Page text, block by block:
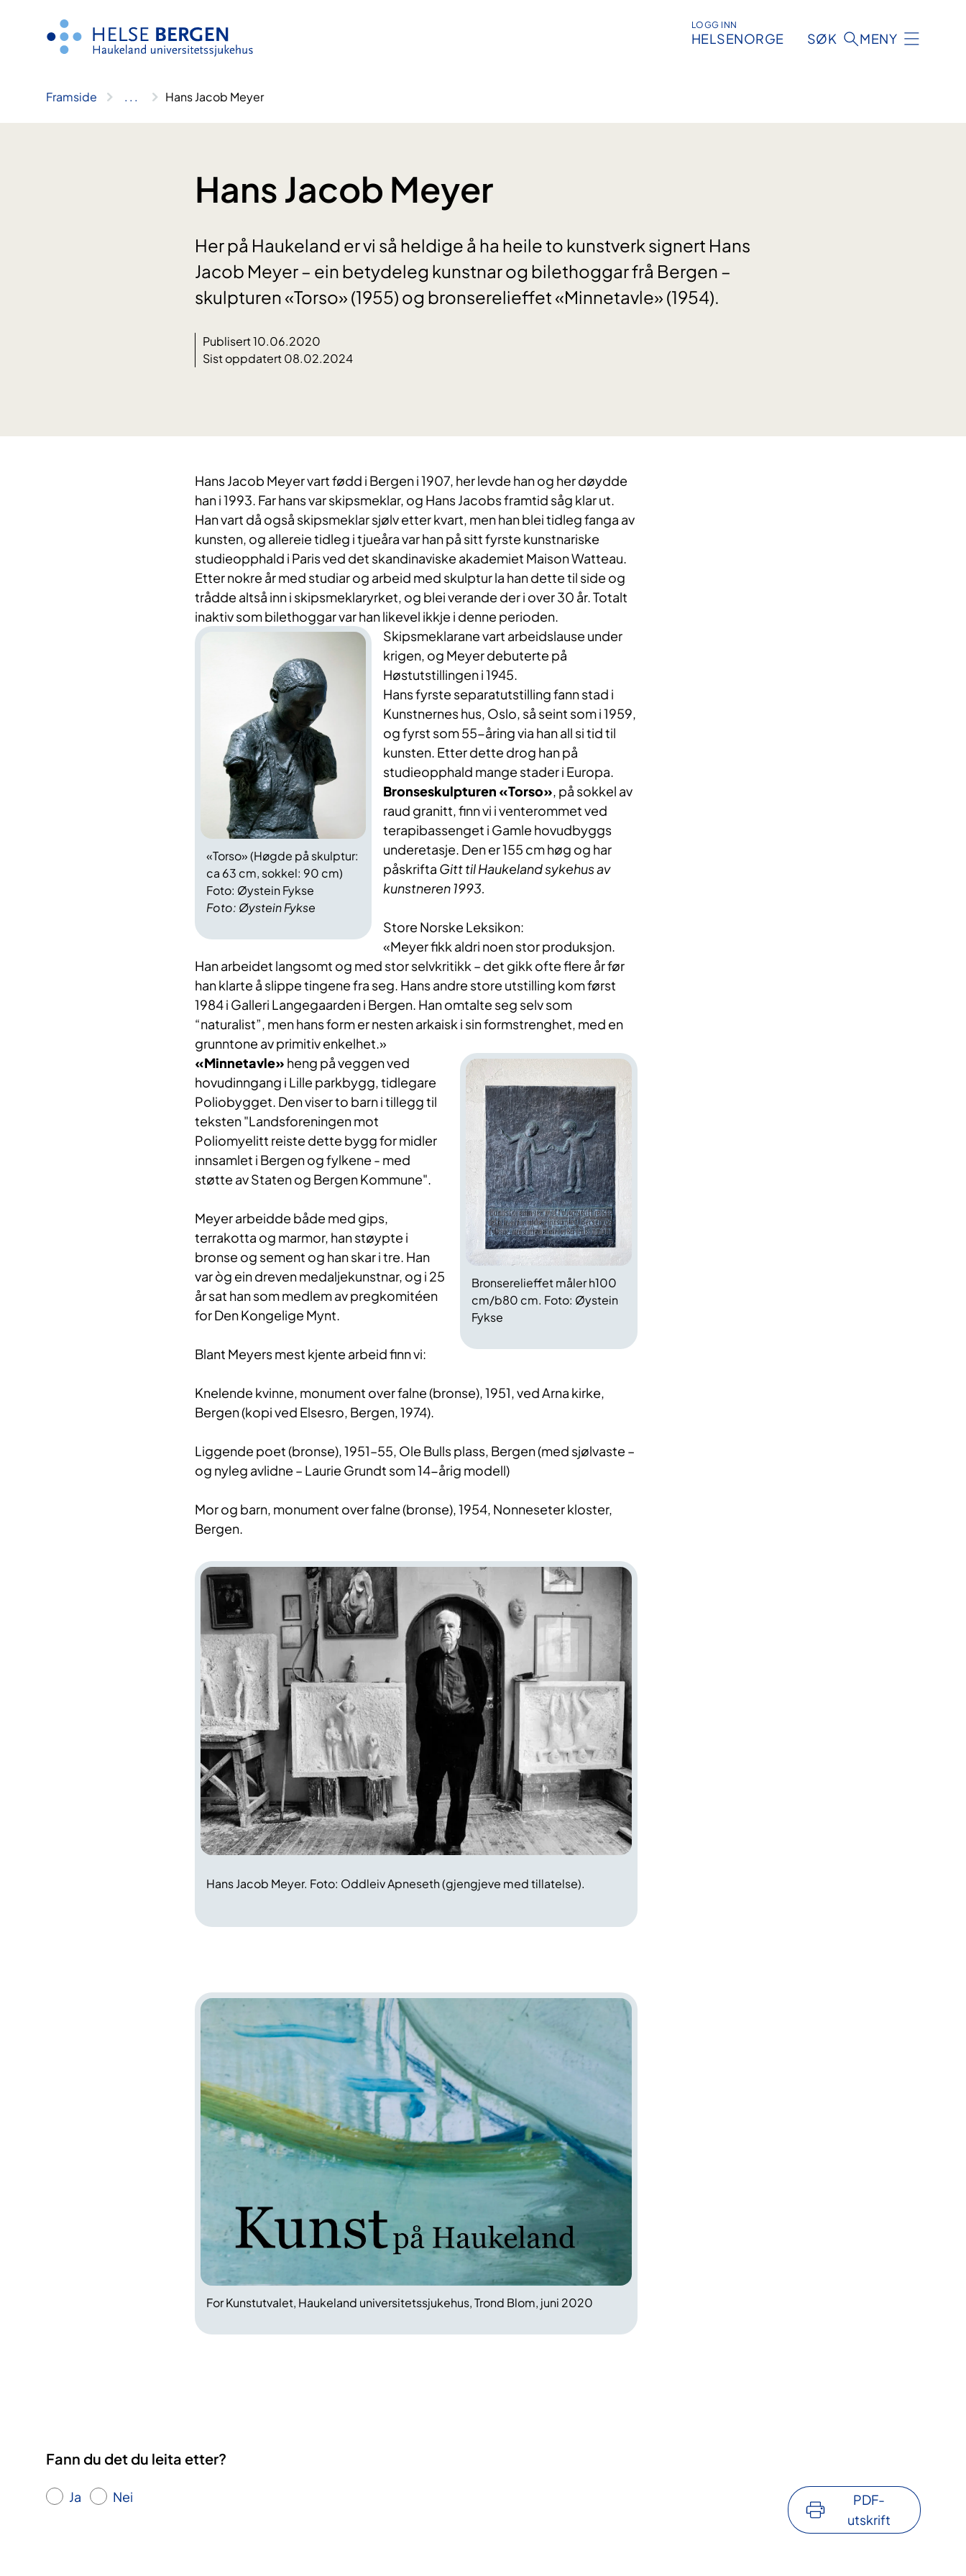
LOGG INN
HELSENORGE SØK MENY
Framside .. . Hans Jacob Meyer
Hans Jacob Meyer
Her på Haukeland er vi så heldige å ha heile to kunstverk signert Hans
Jacob Meyer – ein betydeleg kunstnar og bilethoggar frå Bergen –
skulpturen «Torso» (1955) og bronserelieffet «Minnetavle» (1954).
Publisert 10.06.2020
Sist oppdatert 08.02.2024
Hans Jacob Meyer vart fødd i Bergen i 1907, her levde han og her døydde
han i 1993. Far hans var skipsmeklar, og Hans Jacobs framtid såg klar ut.
Han vart då også skipsmeklar sjølv etter kvart, men han blei tidleg fanga av
kunsten, og allereie tidleg i tjueåra var han på sitt fyrste kunstnariske
studieopphald i Paris ved det skandinaviske akademiet Maison Watteau.
Etter nokre år med studiar og arbeid med skulptur la han dette til side og
trådde altså inn i skipsmeklaryrket, og blei verande der i over 30 år. Totalt
inaktiv som bilethoggar var han likevel ikkje i denne perioden.
Foto: Øystein Fykse
«Torso» (Høgde på skulptur:
ca 63 cm, sokkel: 90 cm)
Foto: Øystein Fykse
Skipsmeklarane vart arbeidslause under
krigen, og Meyer debuterte på
Høstutstillingen i 1945.
Hans fyrste separatutstilling fann stad i
Kunstnernes hus, Oslo, så seint som i 1959,
og fyrst som 55-åring via han all si tid til
kunsten. Etter dette drog han på
studieopphald mange stader i Europa.
Bronseskulpturen «Torso», på sokkel av
raud granitt, finn vi i venterommet ved
terapibassenget i Gamle hovudbyggs
underetasje. Den er 155 cm høg og har
påskrifta Gitt til Haukeland sykehus av
kunstneren 1993.
Store Norske Leksikon:
«Meyer fikk aldri noen stor produksjon.
Han arbeidet langsomt og med stor selvkritikk – det gikk ofte flere år før
han klarte å slippe tingene fra seg. Hans andre store utstilling kom først
1984 i Galleri Langegaarden i Bergen. Han omtalte seg selv som
“naturalist”, men hans form er nesten arkaisk i sin formstrenghet, med en
grunntone av primitiv enkelhet.»
Bronserelieffet måler h100
cm/b80 cm. Foto: Øystein
Fykse
«Minnetavle» heng på veggen ved
hovudinngang i Lille parkbygg, tidlegare
Poliobygget. Den viser to barn i tillegg til
teksten "Landsforeningen mot
Poliomyelitt reiste dette bygg for midler
innsamlet i Bergen og fylkene - med
støtte av Staten og Bergen Kommune".
Meyer arbeidde både med gips,
terrakotta og marmor, han støypte i
bronse og sement og han skar i tre. Han
var òg ein dreven medaljekunstnar, og i 25
år sat han som medlem av pregkomitéen
for Den Kongelige Mynt.
Blant Meyers mest kjente arbeid finn vi:
Knelende kvinne, monument over falne (bronse), 1951, ved Arna kirke,
Bergen (kopi ved Elsesro, Bergen, 1974).
Liggende poet (bronse), 1951–55, Ole Bulls plass, Bergen (med sjølvaste –
og nyleg avlidne – Laurie Grundt som 14-årig modell)
Mor og barn, monument over falne (bronse), 1954, Nonneseter kloster,
Bergen.
Hans Jacob Meyer. Foto: Oddleiv Apneseth (gjengjeve med tillatelse).
For Kunstutvalet, Haukeland universitetssjukehus, Trond Blom, juni 2020
Fann du det du leita etter?
Ja Nei
PDF-
utskrift